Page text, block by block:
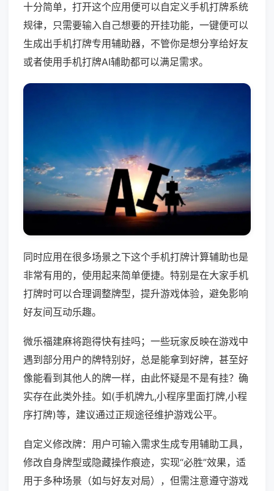
十分简单，打开这个应用便可以自定义手机打牌系统
规律，只需要输入自己想要的开挂功能，一键便可以
生成出手机打牌专用辅助器，不管你是想分享给好友
或者使用手机打牌AI辅助都可以满足需求。
同时应用在很多场景之下这个手机打牌计算辅助也是
非常有用的，使用起来简单便捷。特别是在大家手机
打牌时可以合理调整牌型，提升游戏体验，避免影响
好友间互动乐趣。
微乐福建麻将跑得快有挂吗；一些玩家反映在游戏中
遇到部分用户的牌特别好，总是能拿到好牌，甚至好
像能看到其他人的牌一样，由此怀疑是不是有挂？确
实存在此类外挂。如(手机牌九,小程序里面打牌,小程
序打牌)等，建议通过正规途径维护游戏公平。
自定义修改牌：用户可输入需求生成专用辅助工具，
修改自身牌型或隐藏操作痕迹，实现“必胜”效果，适
用于多种场景（如与好友对局），但需注意遵守游戏